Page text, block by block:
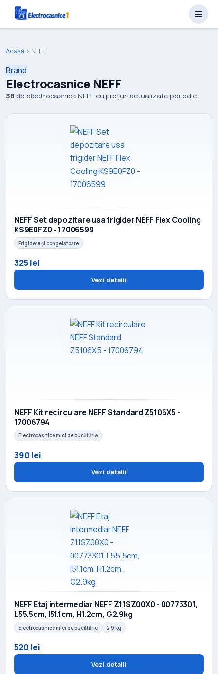
Acasă › NEFF
Brand
Electrocasnice NEFF
38 de electrocasnice NEFF, cu prețuri actualizate periodic.
NEFF Set depozitare usa frigider NEFF Flex Cooling
KS9E0FZ0 - 17006599
Frigidere și congelatoare
325 lei
Vezi detalii
NEFF Kit recirculare NEFF Standard Z5106X5 -
17006794
Electrocasnice mici de bucătărie
390 lei
Vezi detalii
NEFF Etaj intermediar NEFF Z11SZ00X0 - 00773301,
L55.5cm, l51.1cm, H1.2cm, G2.9kg
Electrocasnice mici de bucătărie 2.9 kg
520 lei
Vezi detalii